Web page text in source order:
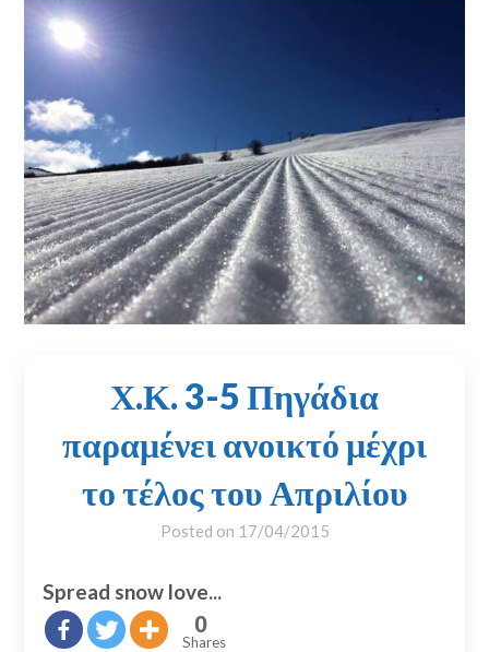
Χ.Κ. 3-5 Πηγάδια
παραμένει ανοικτό μέχρι
το τέλος του Απριλίου
Posted on 17/04/2015
Spread snow love...
0
Shares